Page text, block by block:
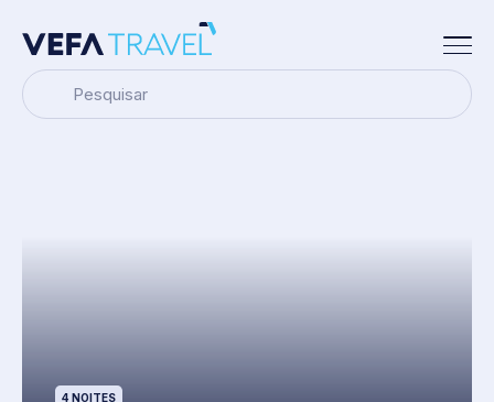
Pesquisar
4 NOITES